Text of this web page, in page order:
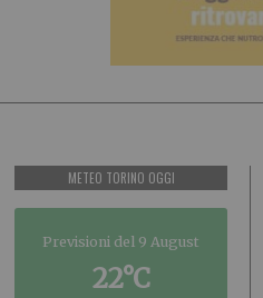
METEO TORINO OGGI
Previsioni del 9 August
22°C